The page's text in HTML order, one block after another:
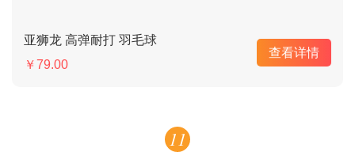
亚狮龙 高弹耐打 羽毛球
￥79.00
查看详情
11